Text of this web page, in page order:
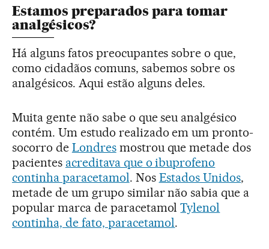
Estamos preparados para tomar
analgésicos?
Há alguns fatos preocupantes sobre o que,
como cidadãos comuns, sabemos sobre os
analgésicos. Aqui estão alguns deles.
Muita gente não sabe o que seu analgésico
contém. Um estudo realizado em um pronto-
socorro de Londresmostrou que metade dos
pacientes acreditava que o ibuprofeno
continha paracetamol. Nos Estados Unidos,
metade de um grupo similar não sabia que a
popular marca de paracetamolTylenol
continha, de fato, paracetamol.